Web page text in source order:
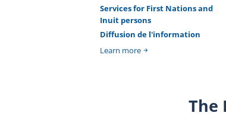
Services for First Nations and
Inuit persons
Diffusion de l'information
Learn more
The